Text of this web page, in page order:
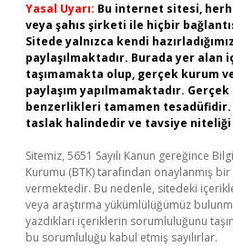
Yasal Uyarı: Bu internet sitesi,
veya şahıs şirketi ile hiçbir
Sitede yalnızca kendi
paylaşılmaktadır. Burada yer
taşımamakta olup, gerçek kurum
paylaşım yapılmamaktadır.
benzerlikleri tamamen
taslak halindedir ve tavsiye niteliği
Sitemiz, 5651 Sayılı Kanun gereğince
Kurumu (BTK) tarafından onaylanmış
vermektedir. Bu nedenle, sitedeki
veya araştırma yükümlülüğümüz
yazdıkları içeriklerin sorumluluğunu
bu sorumluluğu kabul etmiş sayılırlar.